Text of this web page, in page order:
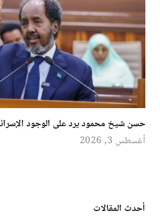
حسن شيخ محمود يرد على الوجود
أغسطس 3, 2026
أحدث المقالات